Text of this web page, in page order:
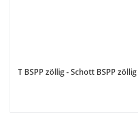
T BSPP zöllig - Schott BSPP zöllig